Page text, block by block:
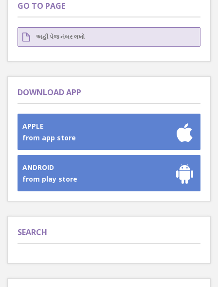
GO TO PAGE
DOWNLOAD APP
APPLE
from app store
ANDROID
from play store
SEARCH